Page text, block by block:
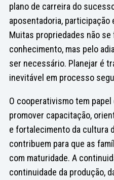
plano de carreira do
aposentadoria,
Muitas propriedades não
conhecimento, mas pelo
ser necessário. Planejar é
inevitável em processo
O cooperativismo tem
promover capacitação,
e fortalecimento da cultura
contribuem para que as
com maturidade. A
continuidade da produção,